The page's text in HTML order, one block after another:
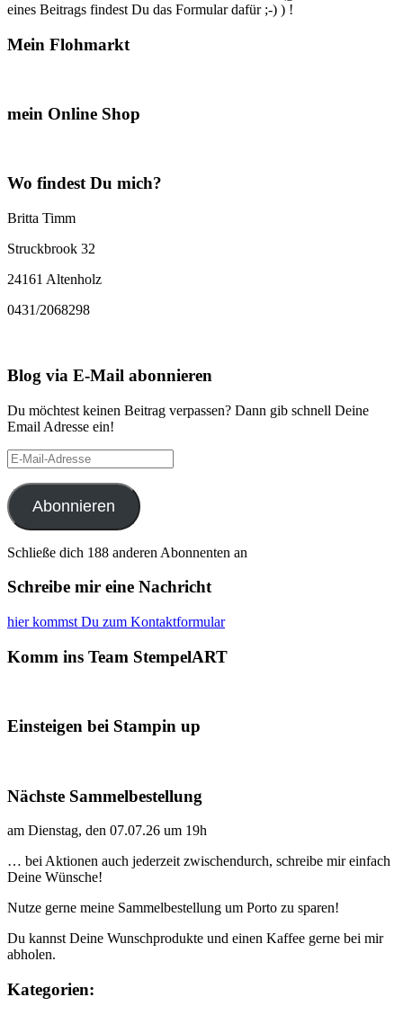
eines Beitrags findest Du das Formular dafür ;-) ) !
Mein Flohmarkt
mein Online Shop
Wo findest Du mich?
Britta Timm
Struckbrook 32
24161 Altenholz
0431/2068298
Blog via E-Mail abonnieren
Du möchtest keinen Beitrag verpassen? Dann gib schnell Deine
Email Adresse ein!
E-
Mail-
Adresse
Abonnieren
Schließe dich 188 anderen Abonnenten an
Schreibe mir eine Nachricht
hier kommst Du zum Kontaktformular
Komm ins Team StempelART
Einsteigen bei Stampin up
Nächste Sammelbestellung
am Dienstag, den 07.07.26 um 19h
… bei Aktionen auch jederzeit zwischendurch, schreibe mir einfach
Deine Wünsche!
Nutze gerne meine Sammelbestellung um Porto zu sparen!
Du kannst Deine Wunschprodukte und einen Kaffee gerne bei mir
abholen.
Kategorien: